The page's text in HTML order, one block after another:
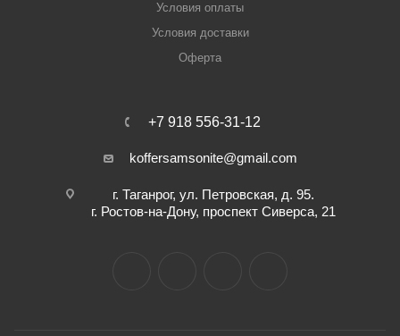
Условия оплаты
Условия доставки
Оферта
+7 918 556-31-12
koffersamsonite@gmail.com
г. Таганрог, ул. Петровская, д. 95.
г. Ростов-на-Дону, проспект Сиверса, 21